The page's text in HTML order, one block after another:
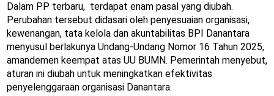
Dalam PP terbaru, terdapat enam pasal yang diubah.
Perubahan tersebut didasari oleh penyesuaian organisasi,
kewenangan, tata kelola dan akuntabilitas BPI Danantara
menyusul berlakunya Undang-Undang Nomor 16 Tahun 2025,
amandemen keempat atas UU BUMN. Pemerintah menyebut,
aturan ini diubah untuk meningkatkan efektivitas
penyelenggaraan organisasi Danantara.